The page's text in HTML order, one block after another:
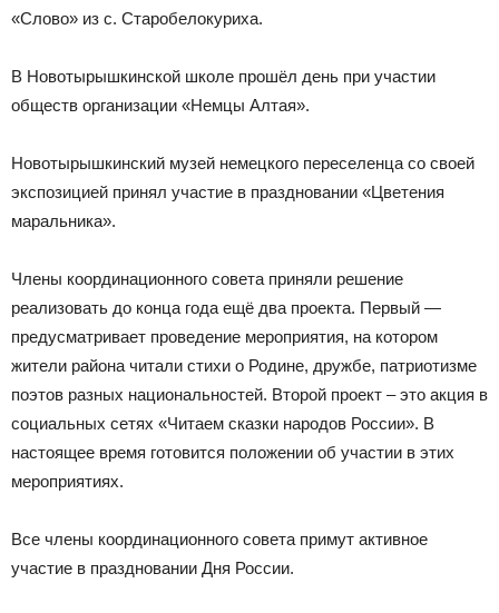
«Слово» из с. Старобелокуриха.
В Новотырышкинской школе прошёл день при участии
обществ организации «Немцы Алтая».
Новотырышкинский музей немецкого переселенца со своей
экспозицией принял участие в праздновании «Цветения
маральника».
Члены координационного совета приняли решение
реализовать до конца года ещё два проекта. Первый —
предусматривает проведение мероприятия, на котором
жители района читали стихи о Родине, дружбе, патриотизме
поэтов разных национальностей. Второй проект – это акция в
социальных сетях «Читаем сказки народов России». В
настоящее время готовится положении об участии в этих
мероприятиях.
Все члены координационного совета примут активное
участие в праздновании Дня России.